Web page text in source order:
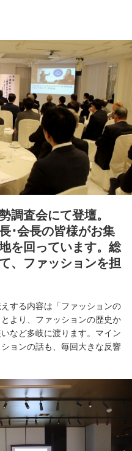
査会にて登壇。
･会長の皆様がお集
を回っています。総
、ファッションを担
する内容は「ファッションの
より、ファッションの歴史か
など多岐に渡ります。マイン
ョンの話も、毎回大きな反響